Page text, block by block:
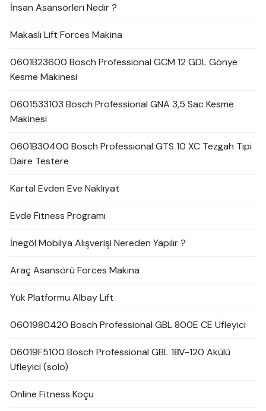
İnsan Asansörleri Nedir ?
Makaslı Lift Forces Makina
0601B23600 Bosch Professional GCM 12 GDL Gönye
Kesme Makinesi
0601533103 Bosch Professional GNA 3,5 Sac Kesme
Makinesi
0601B30400 Bosch Professional GTS 10 XC Tezgah Tipi
Daire Testere
Kartal Evden Eve Nakliyat
Evde Fitness Programı
İnegöl Mobilya Alışverişi Nereden Yapılır ?
Araç Asansörü Forces Makina
Yük Platformu Albay Lift
0601980420 Bosch Professional GBL 800E CE Üfleyici
06019F5100 Bosch Professional GBL 18V-120 Akülü
Üfleyici (solo)
Online Fitness Koçu